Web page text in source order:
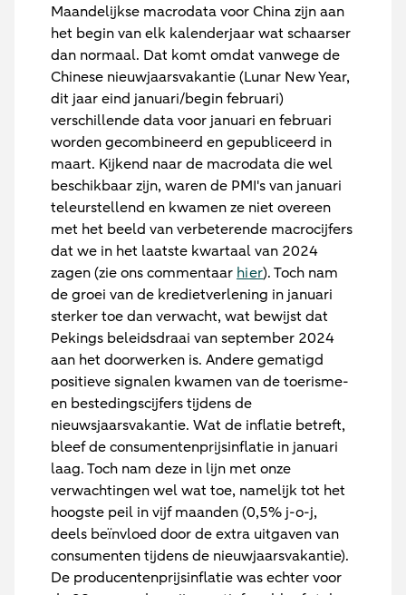
Maandelijkse macrodata voor China zijn aan
het begin van elk kalenderjaar wat schaarser
dan normaal. Dat komt omdat vanwege de
Chinese nieuwjaarsvakantie (Lunar New Year,
dit jaar eind januari/begin februari)
verschillende data voor januari en februari
worden gecombineerd en gepubliceerd in
maart. Kijkend naar de macrodata die wel
beschikbaar zijn, waren de PMI's van januari
teleurstellend en kwamen ze niet overeen
met het beeld van verbeterende macrocijfers
dat we in het laatste kwartaal van 2024
zagen (zie ons commentaar hier). Toch nam
de groei van de kredietverlening in januari
sterker toe dan verwacht, wat bewijst dat
Pekings beleidsdraai van september 2024
aan het doorwerken is. Andere gematigd
positieve signalen kwamen van de toerisme-
en bestedingscijfers tijdens de
nieuwsjaarsvakantie. Wat de inflatie betreft,
bleef de consumentenprijsinflatie in januari
laag. Toch nam deze in lijn met onze
verwachtingen wel wat toe, namelijk tot het
hoogste peil in vijf maanden (0,5% j-o-j,
deels beïnvloed door de extra uitgaven van
consumenten tijdens de nieuwjaarsvakantie).
De producentenprijsinflatie was echter voor